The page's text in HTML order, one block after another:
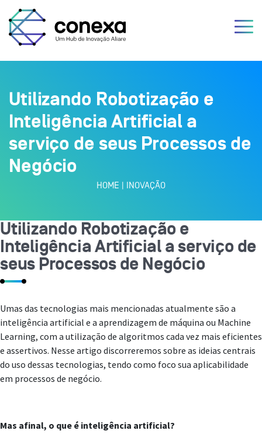
Utilizando Robotização e
Inteligência Artificial a
serviço de seus Processos de
Negócio
HOME | INOVAÇÃO
Utilizando Robotização e
Inteligência Artificial a serviço de
seus Processos de Negócio
Umas das tecnologias mais mencionadas atualmente são a
inteligência artificial e a aprendizagem de máquina ou Machine
Learning, com a utilização de algoritmos cada vez mais eficientes
e assertivos. Nesse artigo discorreremos sobre as ideias centrais
do uso dessas tecnologias, tendo como foco sua aplicabilidade
em processos de negócio.
Mas afinal, o que é inteligência artificial?